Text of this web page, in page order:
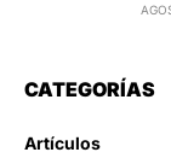
CATEGORÍAS
Artículos